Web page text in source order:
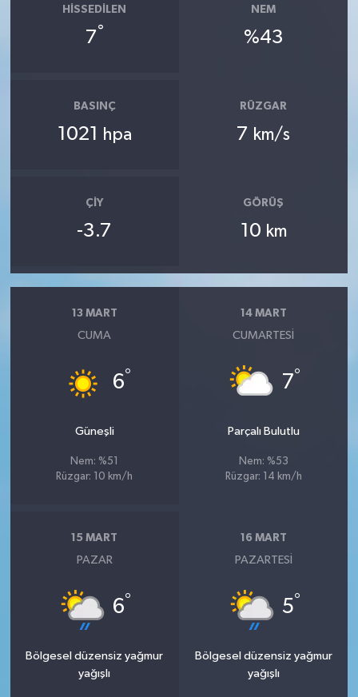
HISSEDILEN
7°
NEM
%43
BASINÇ
1021 hpa
RÜZGAR
7 km/s
ÇIY
-3.7
GÖRÜŞ
10 km
13 MART
CUMA
6°
Güneşli
Nem: %51
Rüzgar: 10 km/h
14 MART
CUMARTESI
7°
Parçalı Bulutlu
Nem: %53
Rüzgar: 14 km/h
15 MART
PAZAR
6°
Bölgesel düzensiz yağmur
yağışlı
16 MART
PAZARTESI
5°
Bölgesel düzensiz yağmur
yağışlı